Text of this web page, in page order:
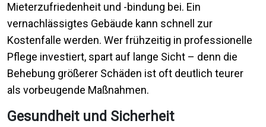
Mieterzufriedenheit und -bindung bei. Ein
vernachlässigtes Gebäude kann schnell zur
Kostenfalle werden. Wer frühzeitig in professionelle
Pflege investiert, spart auf lange Sicht – denn die
Behebung größerer Schäden ist oft deutlich teurer
als vorbeugende Maßnahmen.
Gesundheit und Sicherheit